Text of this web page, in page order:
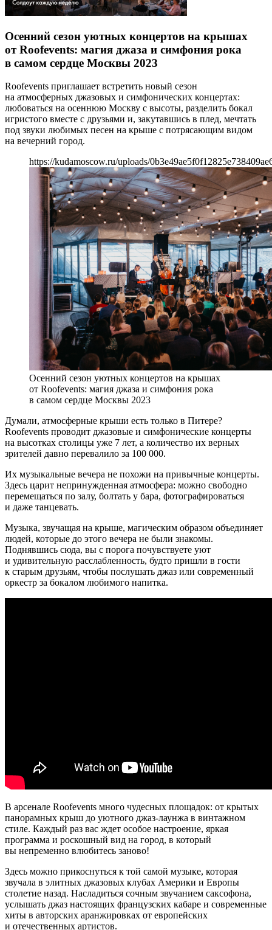
Осенний сезон уютных концертов на крышах
от Roofevents: магия джаза и симфония рока
в самом сердце Москвы 2023
Roofevents приглашает встретить новый сезон
на атмосферных джазовых и симфонических концертах:
любоваться на осеннюю Москву с высоты, разделить бокал
игристого вместе с друзьями и, закутавшись в плед, мечтать
под звуки любимых песен на крыше с потрясающим видом
на вечерний город.
https://kudamoscow.ru/uploads/
Осенний сезон уютных концертов на крышах
от Roofevents: магия джаза и симфония рока
в самом сердце Москвы 2023
Думали, атмосферные крыши есть только в Питере?
Roofevents проводит джазовые и симфонические концерты
на высотках столицы уже 7 лет, а количество их верных
зрителей давно перевалило за 100 000.
Их музыкальные вечера не похожи на привычные концерты.
Здесь царит непринужденная атмосфера: можно свободно
перемещаться по залу, болтать у бара, фотографироваться
и даже танцевать.
Музыка, звучащая на крыше, магическим образом объединяет
людей, которые до этого вечера не были знакомы.
Поднявшись сюда, вы с порога почувствуете уют
и удивительную расслабленность, будто пришли в гости
к старым друзьям, чтобы послушать джаз или современный
оркестр за бокалом любимого напитка.
В арсенале Roofevents много чудесных площадок: от крытых
панорамных крыш до уютного джаз-лаунжа в винтажном
стиле. Каждый раз вас ждет особое настроение, яркая
программа и роскошный вид на город, в который
вы непременно влюбитесь заново!
Здесь можно прикоснуться к той самой музыке, которая
звучала в элитных джазовых клубах Америки и Европы
столетие назад. Насладиться сочным звучанием саксофона,
услышать джаз настоящих французских кабаре и современные
хиты в авторских аранжировках от европейских
и отечественных артистов.